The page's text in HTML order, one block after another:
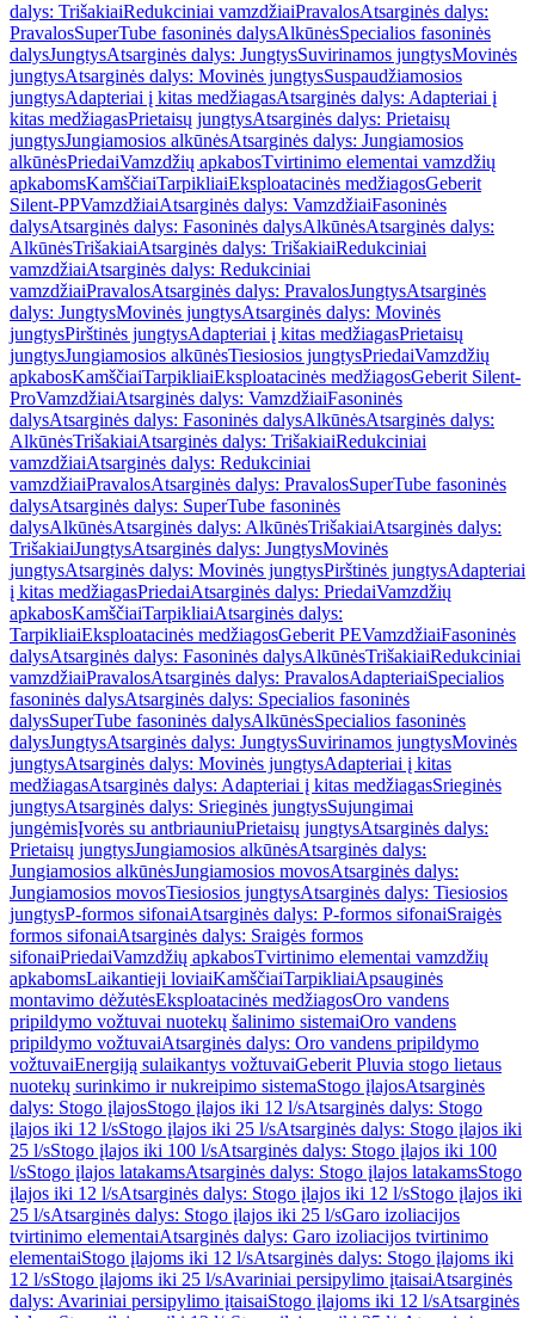
dalys: TrišakiaiRedukciniai vamzdžiaiPravalosAtsarginės dalys:
PravalosSuperTube fasoninės dalysAlkūnėsSpecialios fasoninės
dalysJungtysAtsarginės dalys: JungtysSuvirinamos jungtysMovinės
jungtysAtsarginės dalys: Movinės jungtysSuspaudžiamosios
jungtysAdapteriai į kitas medžiagasAtsarginės dalys: Adapteriai į
kitas medžiagasPrietaisų jungtysAtsarginės dalys: Prietaisų
jungtysJungiamosios alkūnėsAtsarginės dalys: Jungiamosios
alkūnėsPriedaiVamzdžių apkabosTvirtinimo elementai vamzdžių
apkabomsKamščiaiTarpikliaiEksploatacinės medžiagosGeberit
Silent-PPVamzdžiaiAtsarginės dalys: VamzdžiaiFasoninės
dalysAtsarginės dalys: Fasoninės dalysAlkūnėsAtsarginės dalys:
AlkūnėsTrišakiaiAtsarginės dalys: TrišakiaiRedukciniai
vamzdžiaiAtsarginės dalys: Redukciniai
vamzdžiaiPravalosAtsarginės dalys: PravalosJungtysAtsarginės
dalys: JungtysMovinės jungtysAtsarginės dalys: Movinės
jungtysPirštinės jungtysAdapteriai į kitas medžiagasPrietaisų
jungtysJungiamosios alkūnėsTiesiosios jungtysPriedaiVamzdžių
apkabosKamščiaiTarpikliaiEksploatacinės medžiagosGeberit Silent-
ProVamzdžiaiAtsarginės dalys: VamzdžiaiFasoninės
dalysAtsarginės dalys: Fasoninės dalysAlkūnėsAtsarginės dalys:
AlkūnėsTrišakiaiAtsarginės dalys: TrišakiaiRedukciniai
vamzdžiaiAtsarginės dalys: Redukciniai
vamzdžiaiPravalosAtsarginės dalys: PravalosSuperTube fasoninės
dalysAtsarginės dalys: SuperTube fasoninės
dalysAlkūnėsAtsarginės dalys: AlkūnėsTrišakiaiAtsarginės dalys:
TrišakiaiJungtysAtsarginės dalys: JungtysMovinės
jungtysAtsarginės dalys: Movinės jungtysPirštinės jungtysAdapteriai
į kitas medžiagasPriedaiAtsarginės dalys: PriedaiVamzdžių
apkabosKamščiaiTarpikliaiAtsarginės dalys:
TarpikliaiEksploatacinės medžiagosGeberit PEVamzdžiaiFasoninės
dalysAtsarginės dalys: Fasoninės dalysAlkūnėsTrišakiaiRedukciniai
vamzdžiaiPravalosAtsarginės dalys: PravalosAdapteriaiSpecialios
fasoninės dalysAtsarginės dalys: Specialios fasoninės
dalysSuperTube fasoninės dalysAlkūnėsSpecialios fasoninės
dalysJungtysAtsarginės dalys: JungtysSuvirinamos jungtysMovinės
jungtysAtsarginės dalys: Movinės jungtysAdapteriai į kitas
medžiagasAtsarginės dalys: Adapteriai į kitas medžiagasSrieginės
jungtysAtsarginės dalys: Srieginės jungtysSujungimai
jungėmisĮvorės su antbriauniuPrietaisų jungtysAtsarginės dalys:
Prietaisų jungtysJungiamosios alkūnėsAtsarginės dalys:
Jungiamosios alkūnėsJungiamosios movosAtsarginės dalys:
Jungiamosios movosTiesiosios jungtysAtsarginės dalys: Tiesiosios
jungtysP-formos sifonaiAtsarginės dalys: P-formos sifonaiSraigės
formos sifonaiAtsarginės dalys: Sraigės formos
sifonaiPriedaiVamzdžių apkabosTvirtinimo elementai vamzdžių
apkabomsLaikantieji loviaiKamščiaiTarpikliaiApsauginės
montavimo dėžutėsEksploatacinės medžiagosOro vandens
pripildymo vožtuvai nuotekų šalinimo sistemaiOro vandens
pripildymo vožtuvaiAtsarginės dalys: Oro vandens pripildymo
vožtuvaiEnergiją sulaikantys vožtuvaiGeberit Pluvia stogo lietaus
nuotekų surinkimo ir nukreipimo sistemaStogo įlajosAtsarginės
dalys: Stogo įlajosStogo įlajos iki 12 l/sAtsarginės dalys: Stogo
įlajos iki 12 l/sStogo įlajos iki 25 l/sAtsarginės dalys: Stogo įlajos iki
25 l/sStogo įlajos iki 100 l/sAtsarginės dalys: Stogo įlajos iki 100
l/sStogo įlajos latakamsAtsarginės dalys: Stogo įlajos latakamsStogo
įlajos iki 12 l/sAtsarginės dalys: Stogo įlajos iki 12 l/sStogo įlajos iki
25 l/sAtsarginės dalys: Stogo įlajos iki 25 l/sGaro izoliacijos
tvirtinimo elementaiAtsarginės dalys: Garo izoliacijos tvirtinimo
elementaiStogo įlajoms iki 12 l/sAtsarginės dalys: Stogo įlajoms iki
12 l/sStogo įlajoms iki 25 l/sAvariniai persipylimo įtaisaiAtsarginės
dalys: Avariniai persipylimo įtaisaiStogo įlajoms iki 12 l/sAtsarginės